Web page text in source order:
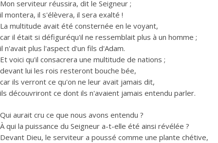
Mon serviteur réussira, dit le Seigneur ;
il montera, il s'élèvera, il sera exalté !
La multitude avait été consternée en le voyant,
car il était si défiguréqu'il ne ressemblait plus à un homme ;
il n'avait plus l'aspect d'un fils d'Adam.
Et voici qu'il consacrera une multitude de nations ;
devant lui les rois resteront bouche bée,
car ils verront ce qu'on ne leur avait jamais dit,
ils découvriront ce dont ils n'avaient jamais entendu parler.
Qui aurait cru ce que nous avons entendu ?
À qui la puissance du Seigneur a-t-elle été ainsi révélée ?
Devant Dieu, le serviteur a poussé comme une plante chétive,